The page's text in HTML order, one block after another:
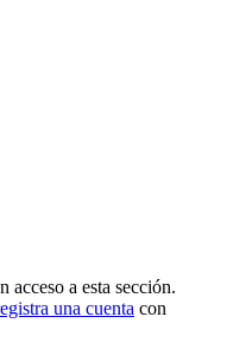
acceso a esta sección.
una cuenta con